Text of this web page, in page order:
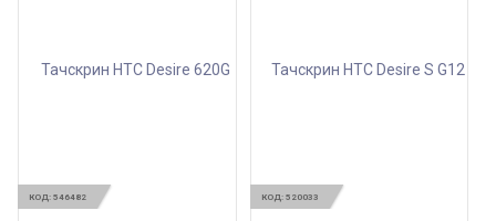
КОД: 546482 КОД: 520033